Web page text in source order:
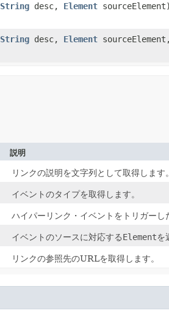
String desc, Element sourceElement)
String desc, Element sourceElement,
説明
リンクの説明を文字列として取得します。
イベントのタイプを取得します。
ハイパーリンク・イベントをトリガーし
イベントのソースに対応するElementを
リンクの参照先のURLを取得します。